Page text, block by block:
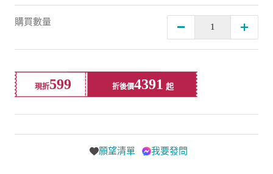
購買數量
現折599 折後價4391
願望清單 我要發問